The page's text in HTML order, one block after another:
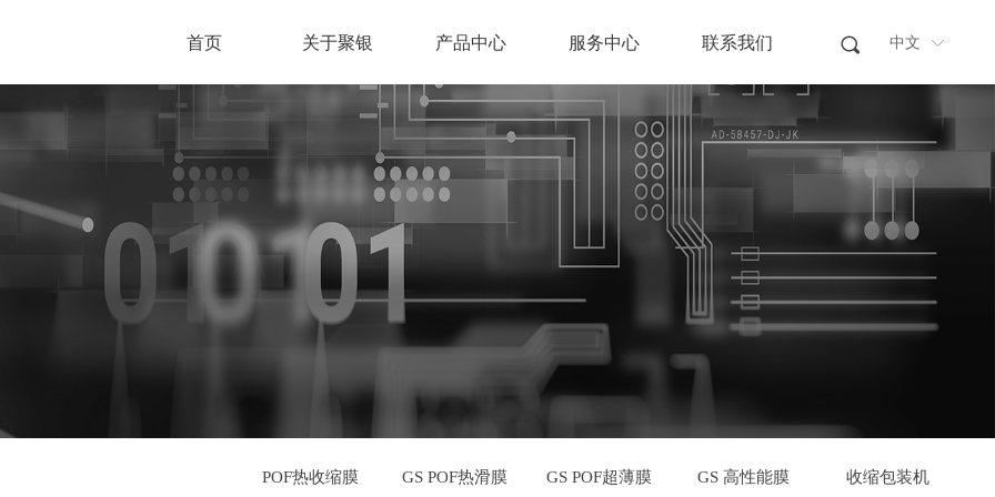
首页 关于聚银 产品中心 服务中心 联系我们 끠 ꀅ
中文 ꀅ
中文
POF热收缩膜 GS POF热滑膜 GS POF超薄膜 GS 高性能膜 收缩包装机